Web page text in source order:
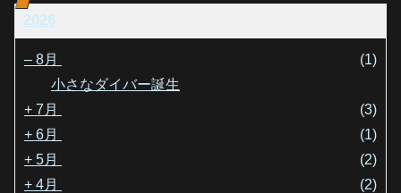
2026
– 8月
(1)
小さなダイバー誕生
+ 7月
(3)
+ 6月
(1)
+ 5月
(2)
+ 4月
(2)